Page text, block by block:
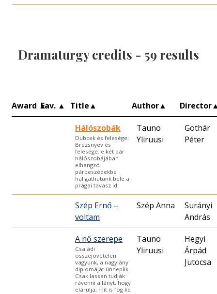
Dramaturgy credits - 59 results
Award ▲
Fav. ▲ Title▲ Author▲ Director
Hálószobák
Dubcek és felesége;
Brezsnyev és
felesége: e két pár
hálószobájában
elhangzó
párbeszédekbe
hallgathatunk bele a
prágai tavasz id
Tauno
Yliruusi
Gothár
Péter
Szép Ernő –
voltam
Szép Anna
Surányi
András
A nő szerepe
Családi
összejövetelen
vagyunk, a nagylány
diplomáját ünneplik.
Csak lassan tudják
rávenni a lányt, hogy
elárulja, mit is fog ke
Tauno
Yliruusi
Hegyi
Árpád
Jutocsa